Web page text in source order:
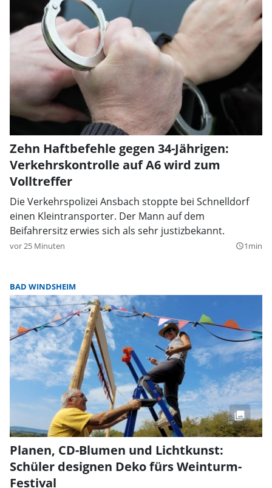
Zehn Haftbefehle gegen 34-Jährigen:
Verkehrskontrolle auf A6 wird zum
Volltreffer
Die Verkehrspolizei Ansbach stoppte bei Schnelldorf
einen Kleintransporter. Der Mann auf dem
Beifahrersitz erwies sich als sehr justizbekannt.
vor 25 Minuten query_builder1min
BAD WINDSHEIM
Planen, CD-Blumen und Lichtkunst:
Schüler designen Deko fürs Weinturm-
Festival